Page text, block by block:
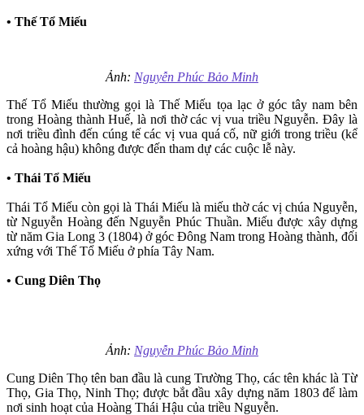
• Thế Tổ Miếu
Ảnh: Nguyễn Phúc Bảo Minh
Thế Tổ Miếu thường gọi là Thế Miếu tọa lạc ở góc tây nam bên
trong Hoàng thành Huế, là nơi thờ các vị vua triều Nguyễn. Đây là
nơi triều đình đến cúng tế các vị vua quá cố, nữ giới trong triều (kể
cả hoàng hậu) không được đến tham dự các cuộc lễ này.
• Thái Tổ Miếu
Thái Tổ Miếu còn gọi là Thái Miếu là miếu thờ các vị chúa Nguyễn,
từ Nguyễn Hoàng đến Nguyễn Phúc Thuần. Miếu được xây dựng
từ năm Gia Long 3 (1804) ở góc Đông Nam trong Hoàng thành, đối
xứng với Thế Tổ Miếu ở phía Tây Nam.
• Cung Diên Thọ
Ảnh: Nguyễn Phúc Bảo Minh
Cung Diên Thọ tên ban đầu là cung Trường Thọ, các tên khác là Từ
Thọ, Gia Thọ, Ninh Thọ; được bắt đầu xây dựng năm 1803 để làm
nơi sinh hoạt của Hoàng Thái Hậu của triều Nguyễn.